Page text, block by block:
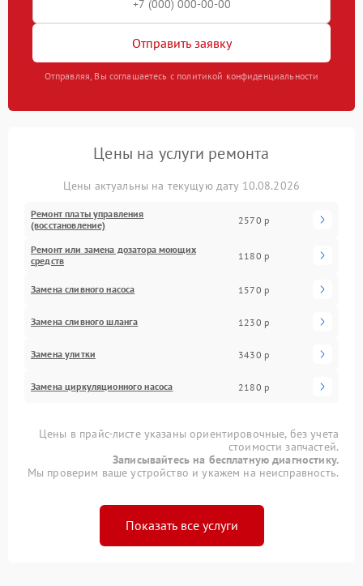
Отправить заявку
Отправляя, Вы соглашаетесь с политикой конфиденциальности
Цены на услуги ремонта
Цены актуальны на текущую дату 10.08.2026
Ремонт платы управления
(восстановление)
2570 р
Ремонт или замена дозатора моющих
средств
1180 р
Замена сливного насоса 1570 р
Замена сливного шланга 1230 р
Замена улитки 3430 р
Замена циркуляционного насоса 2180 р
Цены в прайс-листе указаны ориентировочные, без учета
стоимости запчастей.
Записывайтесь на бесплатную диагностику.
Мы проверим ваше устройство и укажем на неисправность.
Показать все услуги